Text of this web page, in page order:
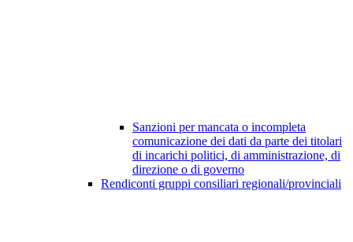
Sanzioni per mancata o incompleta
comunicazione dei dati da parte dei titolari
di incarichi politici, di amministrazione, di
direzione o di governo
Rendiconti gruppi consiliari regionali/provinciali